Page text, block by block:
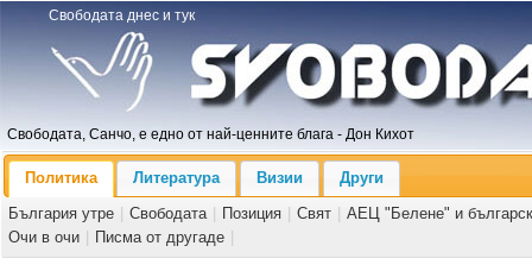
Свободата днес и тук
Свободата, Санчо, е едно от най-ценните блага - Дон Кихот
Политика Литература Визии
Други
България утре
Свободата Позиция Свят
АЕЦ "Белене" и
Очи в очи
Писма от другаде